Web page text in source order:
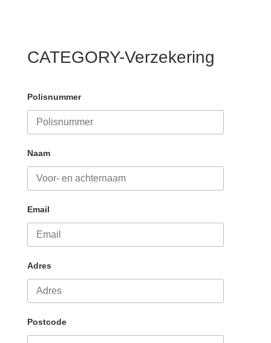
CATEGORY-Verzekering
Polisnummer
Naam
Email
Adres
Postcode